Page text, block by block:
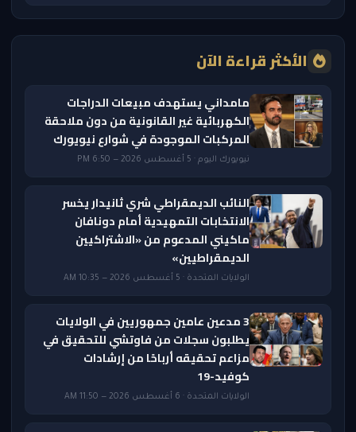
الأكثر قراءة الآن
مامداني يستهدف مبيعات الدراجات
الكهربائية غير القانونية من دون ملاحقة
المركبات الموجودة في شوارع نيويورك
نيويورك اليوم · 5 أغسطس 2026 — 6:50 PM
النائب الديمقراطي شري ثانيدار يخسر
الانتخابات التمهيدية أمام دونافان
ماكيني المدعوم من «الاشتراكيين
الديمقراطيين»
الولايات المتحدة · 5 أغسطس 2026 — 10:35 AM
3 مدعين عامين جمهوريين في الولايات
يطلبون سجلات من فاوتشي للتحقيق في
مزاعم تحقيقه أرباحًا من إرشادات
كوفيد-19
الولايات المتحدة · 6 أغسطس 2026 — 11:50 AM